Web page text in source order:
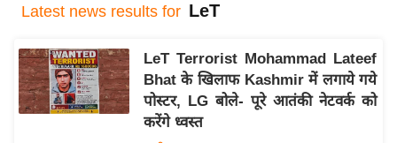
अं
र्रा
ष्ट्री
य
Latest news results for LeT
LeT Terrorist Mohammad Lateef
Bhat के खिलाफ Kashmir में लगाये गये
पोस्टर, LG बोले- पूरे आतंकी नेटवर्क को
करेंगे ध्वस्त